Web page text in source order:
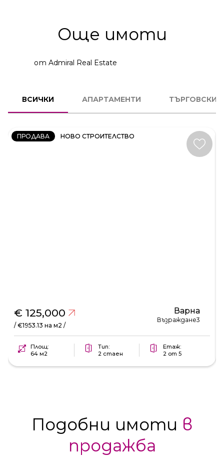
Още имоти
от Admiral Real Estate
ВСИЧКИ АПАРТАМЕНТИ ТЪРГОВСКИ
ПРОДАВА НОВО СТРОИТЕЛСТВО
СТАЕН
КОД:
231606
€ 125,000
/ €1953.13 на м2 /
Варна
Възраждане3
Площ:
64 м2
Тип:
2 стаен
Етаж:
2 от 5
Подобни имоти в
продажба